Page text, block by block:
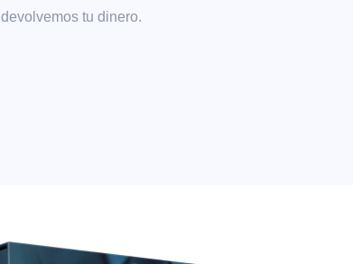
devolvemos tu dinero.